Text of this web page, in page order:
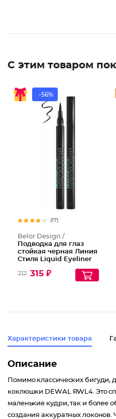
С этим товаром
-56%
(17)
Belor Design /
Подводка для глаз
стойкая черная Линия
Стиля Liquid Eyeliner
717 315 ₽
Характеристики товара
Описание
Помимо классических бигуди,
коклюшки DEWAL RWL4. Это
маленькие кудри, так и более
создания аккуратных локонов.